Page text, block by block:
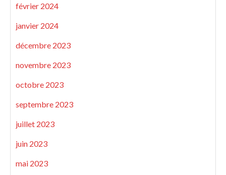
février 2024
janvier 2024
décembre 2023
novembre 2023
octobre 2023
septembre 2023
juillet 2023
juin 2023
mai 2023